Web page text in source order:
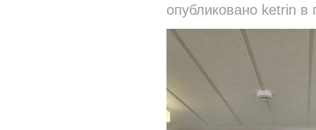
опубликовано ketrin в